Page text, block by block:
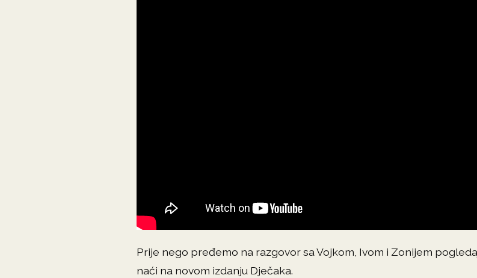
Prije nego pređemo na razgovor sa Vojkom, Ivom i Zonijem
naći na novom izdanju Dječaka.